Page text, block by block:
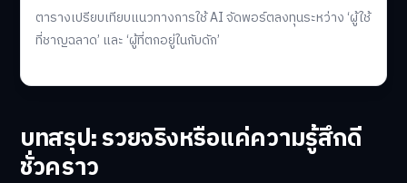
ตารางเปรียบเทียบแนวทางการใช้ AI จัดพอร์ตลงทุนระหว่าง ‘ผู้ใช้
ที่ชาญฉลาด’ และ ‘ผู้ที่ตกอยู่ในกับดัก’
บทสรุป: รวยจริงหรือแค่ความรู้สึกดี
ชั่วคราว